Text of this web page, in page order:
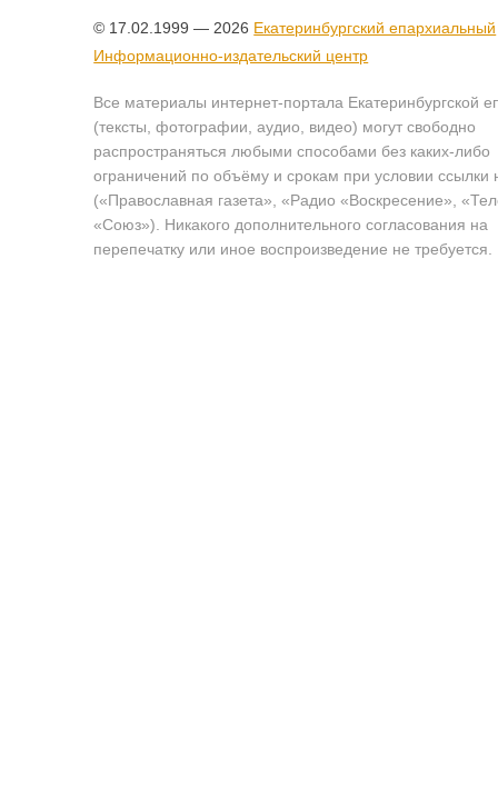
© 17.02.1999 — 2026 Екатеринбургский епархиальный
Информационно-издательский центр
Все материалы интернет-портала Екатеринбургской
(тексты, фотографии, аудио, видео) могут свободно
распространяться любыми способами без каких-либо
ограничений по объёму и срокам при условии ссылки
(«Православная газета», «Радио «Воскресение»,
«Союз»). Никакого дополнительного согласования на
перепечатку или иное воспроизведение не требуется.